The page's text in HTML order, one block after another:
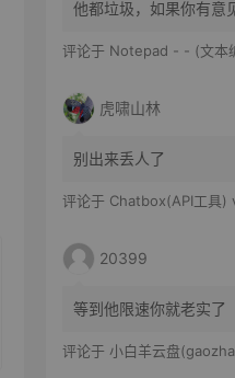
他都垃圾，如果你有意
评论于 Notepad - - (文本编
虎啸山林
别出来丢人了
评论于 Chatbox(API工具)
20399
等到他限速你就老实了
评论于 小白羊云盘